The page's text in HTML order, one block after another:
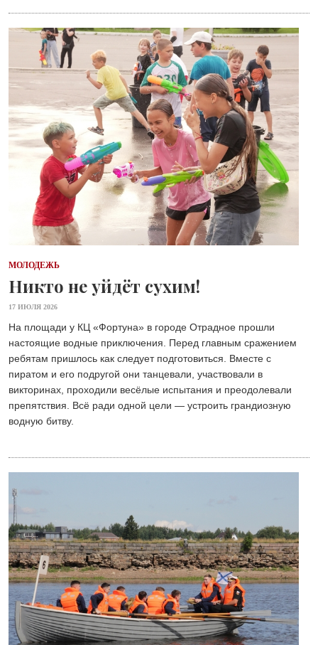
МОЛОДЕЖЬ
Никто не уйдёт сухим!
17 ИЮЛЯ 2026
На площади у КЦ «Фортуна» в городе Отрадное прошли
настоящие водные приключения. Перед главным сражением
ребятам пришлось как следует подготовиться. Вместе с
пиратом и его подругой они танцевали, участвовали в
викторинах, проходили весёлые испытания и преодолевали
препятствия. Всё ради одной цели — устроить грандиозную
водную битву.